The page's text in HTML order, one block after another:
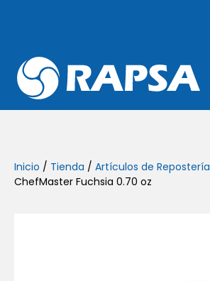
Inicio / Tienda / Artículos de Repostería
ChefMaster Fuchsia 0.70 oz